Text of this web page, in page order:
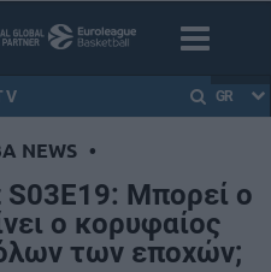
GR
NEWS •
Μπορεί ο
ο κορυφαίος
των εποχών;